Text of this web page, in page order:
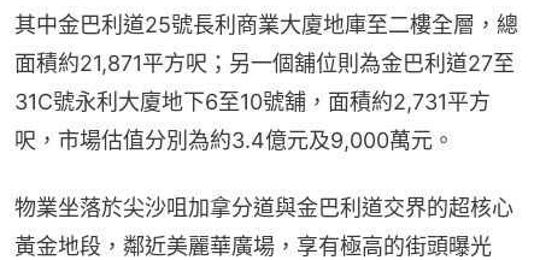
其中金巴利道25號長利商業大廈地庫至二樓全層，總
面積約21,871平方呎；另一個舖位則為金巴利道27至
31C號永利大廈地下6至10號舖，面積約2,731平方
呎，市場估值分別為約3.4億元及9,000萬元。
物業坐落於尖沙咀加拿分道與金巴利道交界的超核心
黃金地段，鄰近美麗華廣場，享有極高的街頭曝光